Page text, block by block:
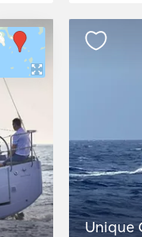
Unique